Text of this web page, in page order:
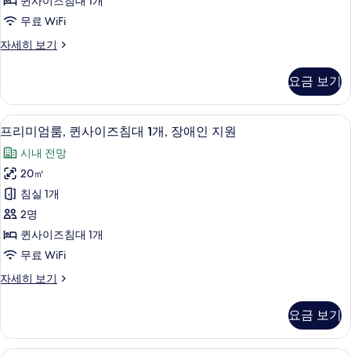
사
즈
대
개,
항
구
전
망
사
진
모
기
무료 WiFi
자세히 보기
프
룸,
퀸
사
즈
침
대
개,
항
구
전
자
보
기
요금 보기
프
리
미
엄
룸,
퀸
사
즈
대
2
프리미엄룸, 퀸사이즈침대 1개, 장애인 지원
시내 전망
20㎡
침실 1개
2명
퀸사이즈침대 1개
무료 WiFi
자세히 보기
프
룸,
퀸
요금 보기